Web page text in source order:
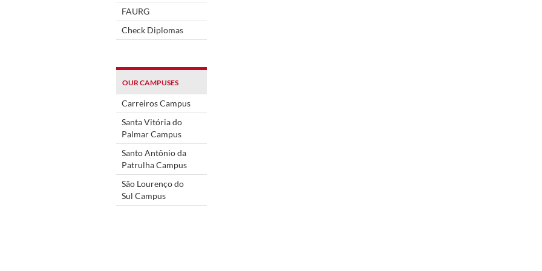
FAURG
Check Diplomas
OUR CAMPUSES
Carreiros Campus
Santa Vitória do
Palmar Campus
Santo Antônio da
Patrulha Campus
São Lourenço do
Sul Campus